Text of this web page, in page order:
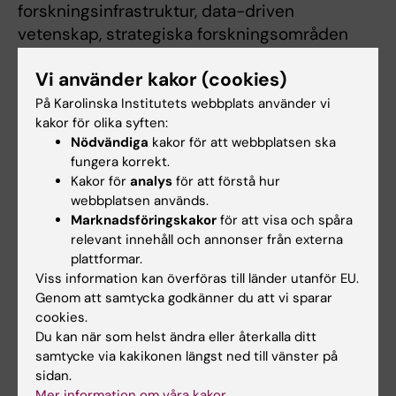
forskningsinfrastruktur, data-driven
vetenskap, strategiska forskningsområden
Development Office (DO)
Medarbetare och kontakt
Vi arbetare med donationer till Karolinska
Institutets forskning och utbildning. Vi på
Development Office matchar privata
donatorers och filantropers engagemang och
intressen med våra forskningsprojekt, för att
våra forskningsområden ska få bästa stödet.
Vi arbetar även med företag och stiftelser.
Kontakta oss gärna.
Vi använder kakor (cookies)
På Karolinska Institutets webbplats använder vi
kakor för olika syften:
Nödvändiga kakor för att webbplatsen ska
fungera korrekt.
Kakor för analys för att förstå hur
webbplatsen används.
Marknadsföringskakor för att visa och spåra
relevant innehåll och annonser från externa
plattformar.
Viss information kan överföras till länder utanför EU.
Genom att samtycka godkänner du att vi sparar
cookies.
Du kan när som helst ändra eller återkalla ditt
samtycke via kakikonen längst ned till vänster på
sidan.